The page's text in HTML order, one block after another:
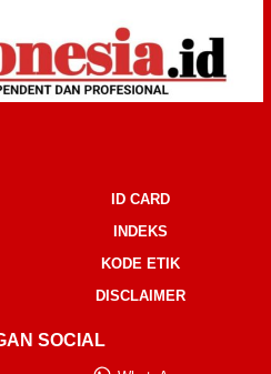
ID CARD
INDEKS
KODE ETIK
DISCLAIMER
SOCIAL